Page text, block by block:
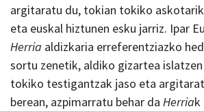
argitaratu du, tokian tokiko
eta euskal hiztunen esku jarriz. Ipar
Herria aldizkaria erreferentziazko
sortu zenetik, aldiko gizartea
tokiko testigantzak jaso eta
berean, azpimarratu behar da Herriak